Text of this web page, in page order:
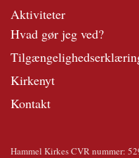
Aktiviteter
Hvad gør jeg ved?
Kirkenyt
Kontakt
Hammel Kirkes CVR nummer: